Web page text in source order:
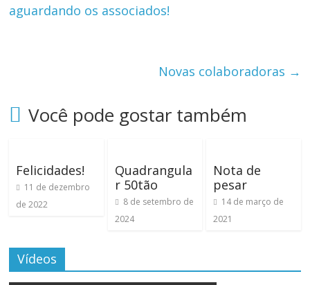
aguardando os associados!
Novas colaboradoras →
Você pode gostar também
Felicidades!
11 de dezembro
de 2022
Quadrangula
r 50tão
8 de setembro de
2024
Nota de
pesar
14 de março de
2021
Vídeos